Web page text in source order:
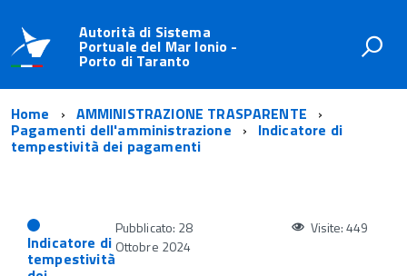
Autorità di Sistema
Portuale del Mar Ionio -
Porto di Taranto
Home AMMINISTRAZIONE TRASPARENTE
Pagamenti dell'amministrazione Indicatore di
tempestività dei pagamenti
Indicatore di
tempestività
Pubblicato: 28
Ottobre 2024
Visite: 449